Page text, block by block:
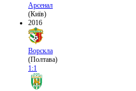
Арсенал
(Київ)
2016
Ворскла
(Полтава)
1:1